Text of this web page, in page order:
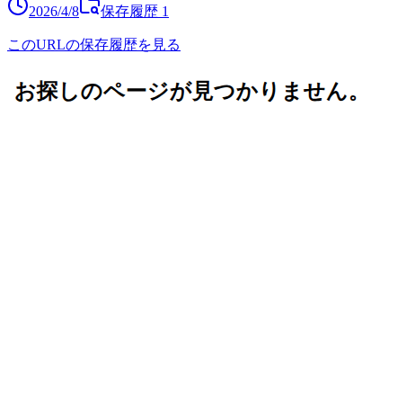
2026/4/8 保存履歴 1
このURLの保存履歴を見る